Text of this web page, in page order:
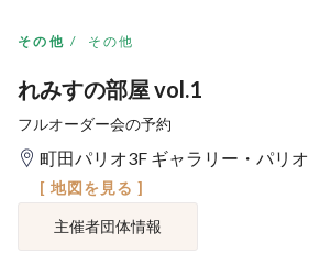
その他 その他
れみすの部屋 vol.1
フルオーダー会の予約
町田パリオ3F ギャラリー・パリオ
[ 地図を見る ]
主催者団体情報